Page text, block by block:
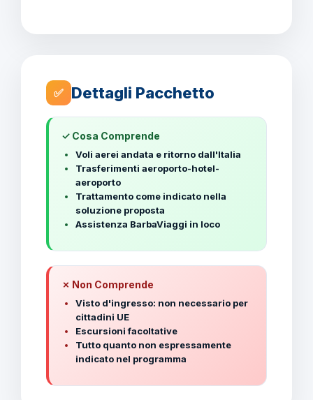
✅ Dettagli Pacchetto
✓ Cosa Comprende
Voli aerei andata e ritorno dall'Italia
Trasferimenti aeroporto-hotel-
aeroporto
Trattamento come indicato nella
soluzione proposta
Assistenza BarbaViaggi in loco
✗ Non Comprende
Visto d'ingresso: non necessario per
cittadini UE
Escursioni facoltative
Tutto quanto non espressamente
indicato nel programma